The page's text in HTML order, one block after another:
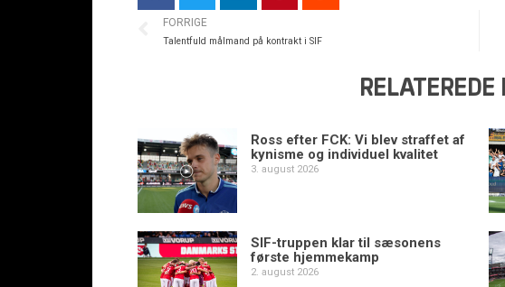
FORRIGE
Talentfuld målmand på kontrakt i SIF
RELATEREDE
Ross efter FCK: Vi blev straffet af
kynisme og individuel kvalitet
3. august 2026
SIF-truppen klar til sæsonens
første hjemmekamp
2. august 2026